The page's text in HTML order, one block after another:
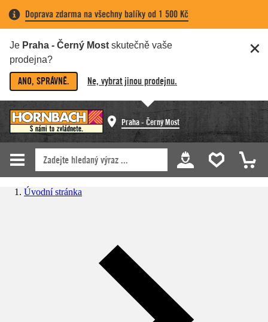
Doprava zdarma na všechny balíky od 1 500 Kč
Je Praha - Černý Most skutečně vaše
prodejna?
ANO, SPRÁVNĚ. Ne, vybrat jinou prodejnu.
Praha - Černý Most
Úvodní stránka